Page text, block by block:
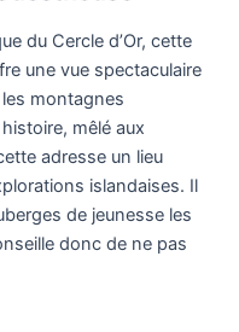
du Cercle d’Or, cette
une vue spectaculaire
montagnes
mêlé aux
adresse un lieu
islandaises. Il
de jeunesse les
donc de ne pas